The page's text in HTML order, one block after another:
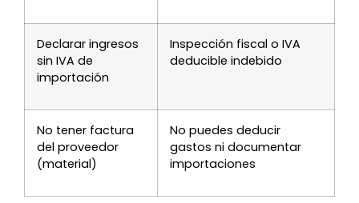
Declarar ingresos
sin IVA de
importación
Inspección fiscal o IVA
deducible indebido
No tener factura
del proveedor
(material)
No puedes deducir
gastos ni documentar
importaciones